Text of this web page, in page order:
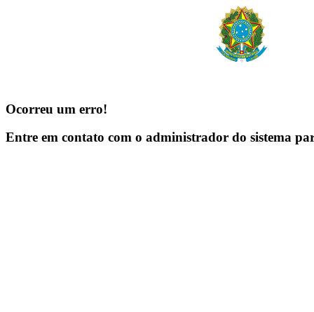
Ocorreu um erro!
Entre em contato com o administrador do sistema